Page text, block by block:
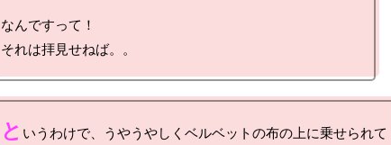
なんですって！
と いうわけで、うやうやしくベルベットの布の上に乗せられて